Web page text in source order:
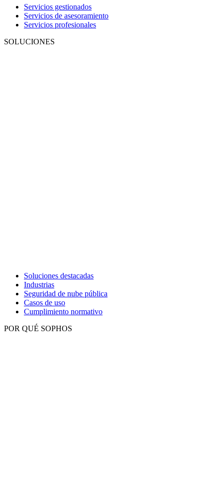
Servicios gestionados
Servicios de asesoramiento
Servicios profesionales
SOLUCIONES
Soluciones destacadas
Industrias
Seguridad de nube pública
Casos de uso
Cumplimiento normativo
POR QUÉ SOPHOS